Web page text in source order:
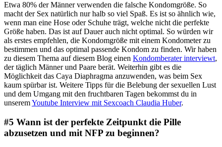
Etwa 80% der Männer verwenden die falsche Kondomgröße. So
macht der Sex natürlich nur halb so viel Spaß. Es ist so ähnlich wie,
wenn man eine Hose oder Schuhe trägt, welche nicht die perfekte
Größe haben. Das ist auf Dauer auch nicht optimal. So würden wir
als erstes empfehlen, die Kondomgröße mit einem Kondometer zu
bestimmen und das optimal passende Kondom zu finden. Wir haben
zu diesem Thema auf diesem Blog einen Kondomberater interviewt,
der täglich Männer und Paare berät. Weiterhin gibt es die
Möglichkeit das Caya Diaphragma anzuwenden, was beim Sex
kaum spürbar ist. Weitere Tipps für die Belebung der sexuellen Lust
und dem Umgang mit den fruchtbaren Tagen bekommst du in
unseremYoutube Interview mit Sexcoach Claudia Huber.
#5 Wann ist der perfekte Zeitpunkt die Pille
abzusetzen und mit NFP zu beginnen?